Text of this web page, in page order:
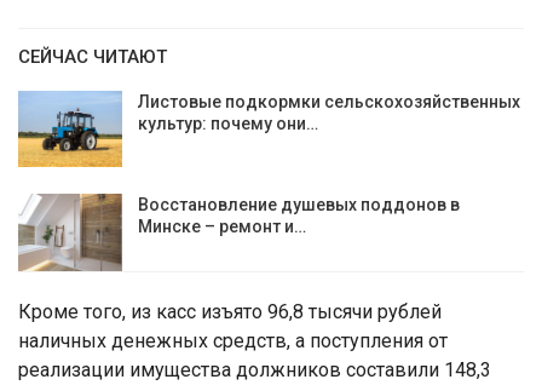
СЕЙЧАС ЧИТАЮТ
Листовые подкормки сельскохозяйственных
культур: почему они…
Восстановление душевых поддонов в
Минске – ремонт и…
Кроме того, из касс изъято 96,8 тысячи рублей
наличных денежных средств, а поступления от
реализации имущества должников составили 148,3